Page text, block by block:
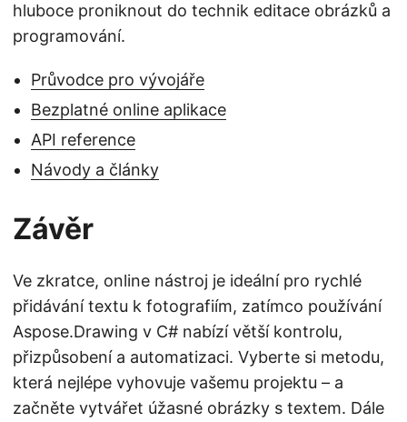
hluboce proniknout do technik editace obrázků a
programování.
Průvodce pro vývojáře
Bezplatné online aplikace
API reference
Návody a články
Závěr
Ve zkratce, online nástroj je ideální pro rychlé
přidávání textu k fotografiím, zatímco používání
Aspose.Drawing v C# nabízí větší kontrolu,
přizpůsobení a automatizaci. Vyberte si metodu,
která nejlépe vyhovuje vašemu projektu – a
začněte vytvářet úžasné obrázky s textem. Dále